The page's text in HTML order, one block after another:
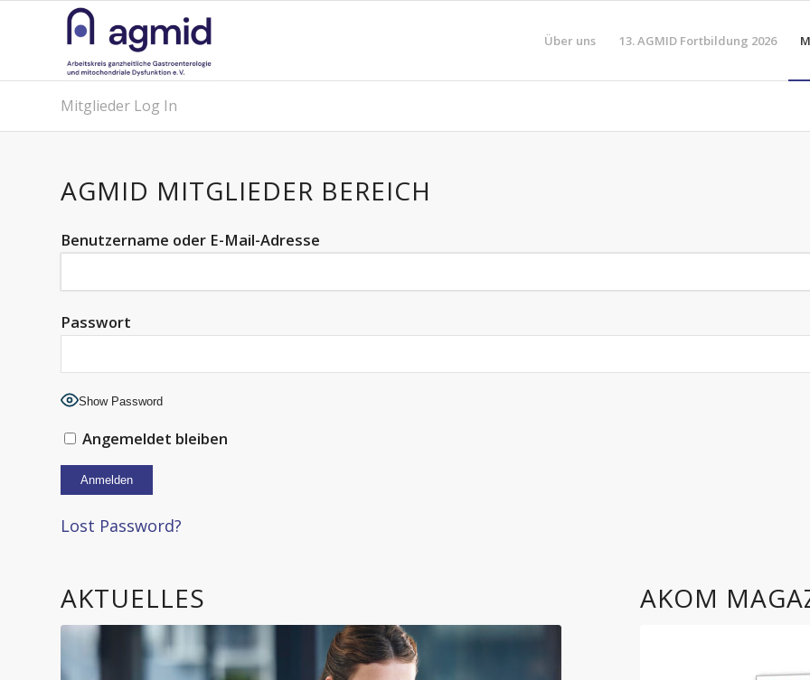
Über uns 13. AGMID Fortbildung 2026
Mitglieder Log In
AGMID MITGLIEDER BEREICH
Benutzername oder E-Mail-Adresse
Passwort
Show Password
Angemeldet bleiben
Alternative:
Lost Password?
AKTUELLES AKOM